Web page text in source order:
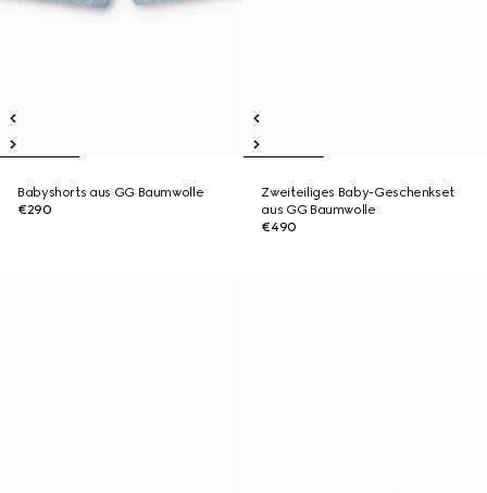
Babyshorts aus GG Baumwolle
€290
Zweiteiliges Baby-Geschenkset
aus GG Baumwolle
€490